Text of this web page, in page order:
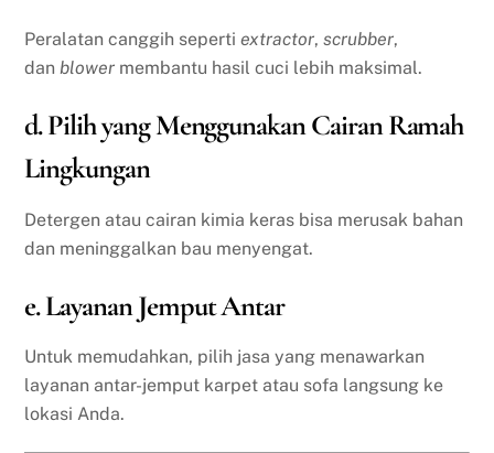
Peralatan canggih sepertiextractor,scrubber,
dan blower membantu hasil cuci lebih maksimal.
d. Pilih yang Menggunakan Cairan Ramah
Lingkungan
Detergen atau cairan kimia keras bisa merusak bahan
dan meninggalkan bau menyengat.
e. Layanan Jemput Antar
Untuk memudahkan, pilih jasa yang menawarkan
layanan antar-jemput karpet atau sofa langsung ke
lokasi Anda.